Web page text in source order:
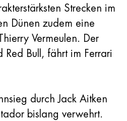
Strecken im
Dünen zudem eine
Vermeulen. Der
Bull, fährt im Ferrari
durch Jack Aitken
bislang verwehrt.